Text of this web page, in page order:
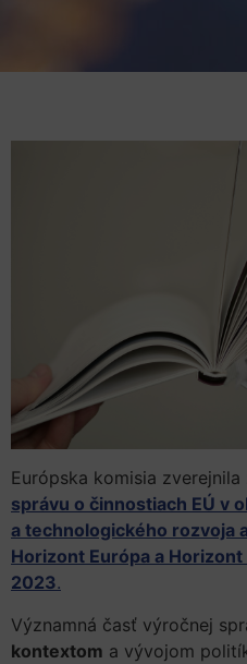
Európska komisia
správu o činnostiach EÚ v
a technologického rozvoja
Horizont Európa a
2023.
Významná časť výročnej
kontextom a vývojom